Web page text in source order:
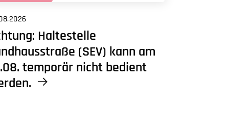
Haltestelle
(SEV) kann am
temporär nicht bedient